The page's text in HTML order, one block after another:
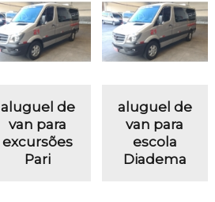
aluguel de
van para
excursões
Pari
aluguel de
van para
escola
Diadema